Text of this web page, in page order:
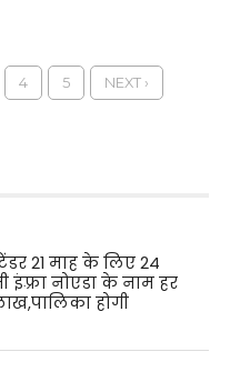
4 5 NEXT ›
21 माह के लिए 24
नोएडा के नाम हर
होगी